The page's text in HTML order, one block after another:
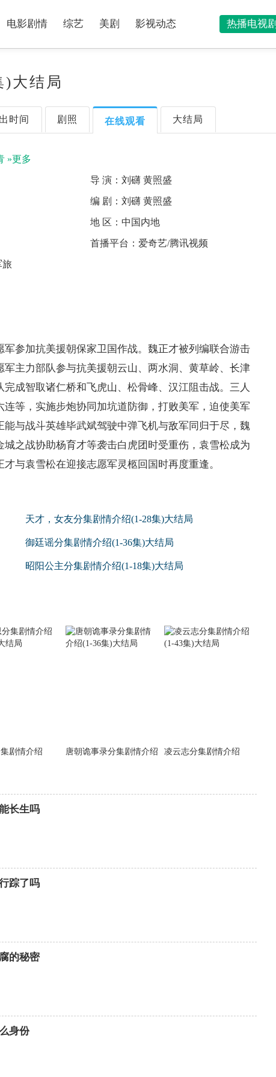
电影剧情 综艺 美剧 影视动态 热播电视剧
大结局
时间 剧照 在线观看 大结局
»更多
导 演：刘礴 黄照盛
编 剧：刘礴 黄照盛
地 区： 中国内地
首播平台： 爱奇艺/腾讯视频
旅
参加抗美援朝保家卫国作战。魏正才被列编联合游击
主力部队参与抗美援朝云山、两水洞、黄草岭、长津
成智取诸仁桥和飞虎山、松骨峰、汉江阻击战。三人
等，实施步炮协同加坑道防御，打败美军，迫使美军
与战斗英雄毕武斌驾驶中弹飞机与敌军同归于尽，魏
之战协助杨育才等袭击白虎团时受重伤，袁雪松成为
与袁雪松在迎接志愿军灵柩回国时再度重逢。
天才，女友分集剧情介绍(1-28集)大结局
御廷谣分集剧情介绍(1-36集)大结局
昭阳公主分集剧情介绍(1-18集)大结局
剧情介绍 唐朝诡事录分集剧情介绍 凌云志分集剧情介绍
长生吗
踪了吗
的秘密
身份